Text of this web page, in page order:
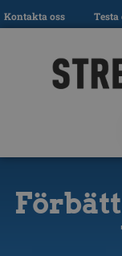
Kontakta oss